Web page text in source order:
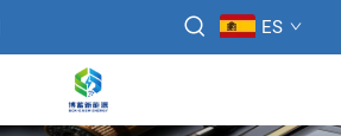
ES